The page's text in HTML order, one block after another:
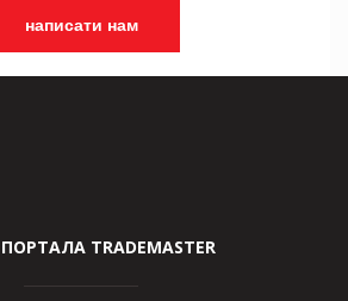
написати нам
TRADEMASTER